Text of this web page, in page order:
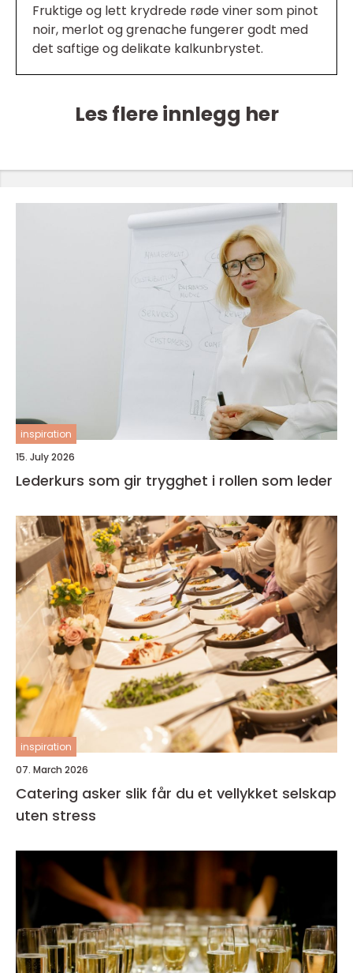
Fruktige og lett krydrede røde viner som pinot
noir, merlot og grenache fungerer godt med
det saftige og delikate kalkunbrystet.
Les flere innlegg her
inspiration
15. July 2026
Lederkurs som gir trygghet i rollen som leder
inspiration
07. March 2026
Catering asker slik får du et vellykket selskap
uten stress